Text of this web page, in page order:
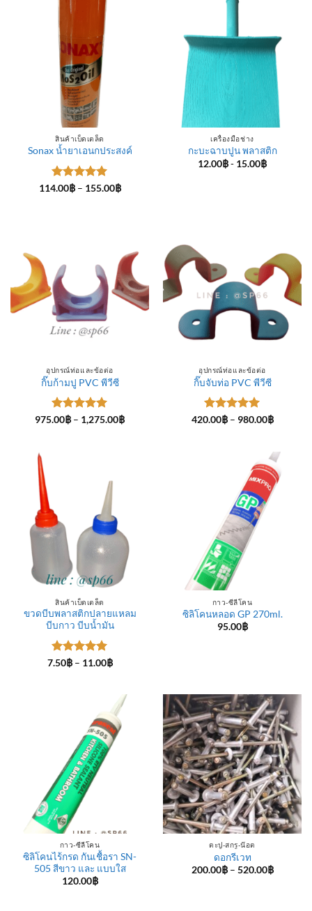
สินค้าเบ็ดเตล็ด
Sonax น้ำยาเอนกประสงค์
ให้คะแนน
114.00฿ – 155.00฿Price
เครื่องมือช่าง
กะบะฉาบปูน พลาสติก
12.00฿- 15.00฿
อุปกรณ์ท่อและข้อต่อ
กิ๊บก้ามปู PVC พีวีซี
ให้คะแนน
975.00฿ – 1,275.00฿Price
อุปกรณ์ท่อและข้อต่อ
กิ๊บจับท่อ PVC พีวีซี
ให้คะแนน
420.00฿ – 980.00฿Price
980.00฿
สินค้าเบ็ดเตล็ด
ขวดบีบพลาสติกปลายแหลม
บีบกาว บีบน้ำมัน
ให้คะแนน
7.50฿ – 11.00฿Price
11.00฿
กาว-ซีลีโคน
ซิลิโคนหลอด GP 270ml.
95.00฿
กาว-ซีลีโคน
ซิลิโคนไร้กรด กันเชื้อรา SN-
505 สีขาว และ แบบใส
120.00฿
ตะปู-สกรู-น๊อต
ดอกรีเวท
200.00฿ – 520.00฿Price